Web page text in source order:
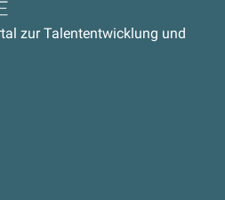
zur Talententwicklung und